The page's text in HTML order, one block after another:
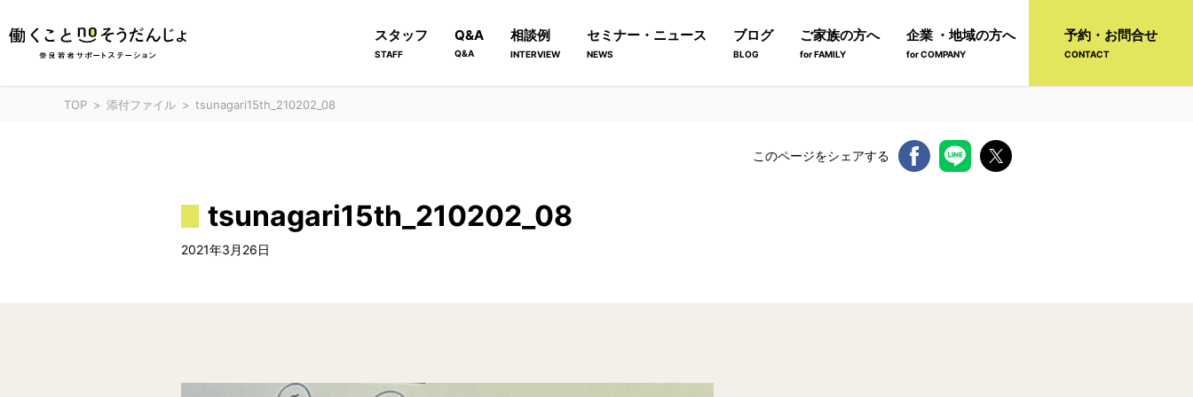
スタッフ
STAFF
Q&A
Q&A
相談例
INTERVIEW
セミナー・ニュース
NEWS
ブログ
BLOG
ご家族の方へ
for FAMILY
企業 ・地域の方へ
for COMPANY
予約・お問合せ
CONTACT
TOP 添付ファイル tsunagari15th_210202_08
このページをシェアする
tsunagari15th_210202_08
2021年3月26日